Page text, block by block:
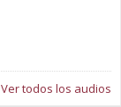
Ver todos los audios